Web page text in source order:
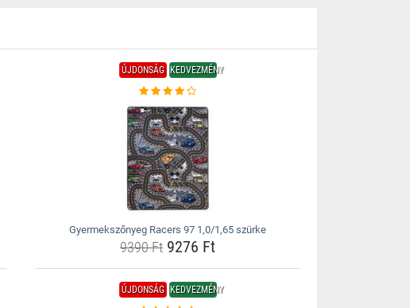
ÚJDONSÁG KEDVEZMÉNY
Gyermekszőnyeg Racers 97 1,0/1,65 szürke
9390 Ft 9276 Ft
ÚJDONSÁG KEDVEZMÉNY